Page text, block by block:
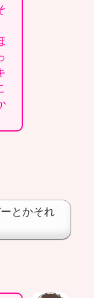
とかそれ